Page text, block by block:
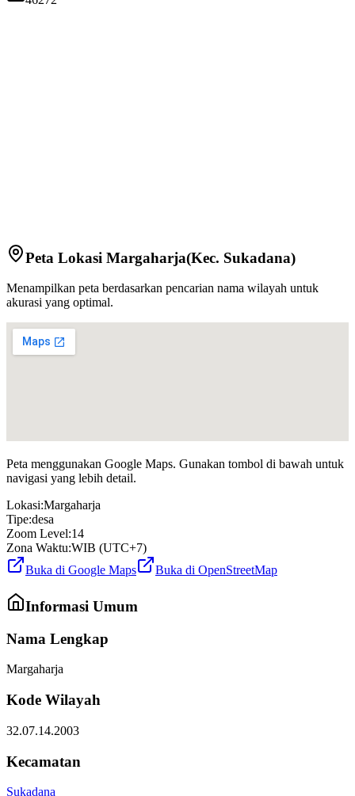
Peta Lokasi Margaharja(Kec. Sukadana)
Menampilkan peta berdasarkan pencarian nama wilayah untuk
akurasi yang optimal.
Peta menggunakan Google Maps. Gunakan tombol di bawah untuk
navigasi yang lebih detail.
Lokasi:Margaharja
Tipe:desa
Zoom Level:14
Zona Waktu:WIB (UTC+7)
Buka di Google Maps
Buka di OpenStreetMap
Informasi Umum
Nama Lengkap
Margaharja
Kode Wilayah
32.07.14.2003
Kecamatan
Sukadana